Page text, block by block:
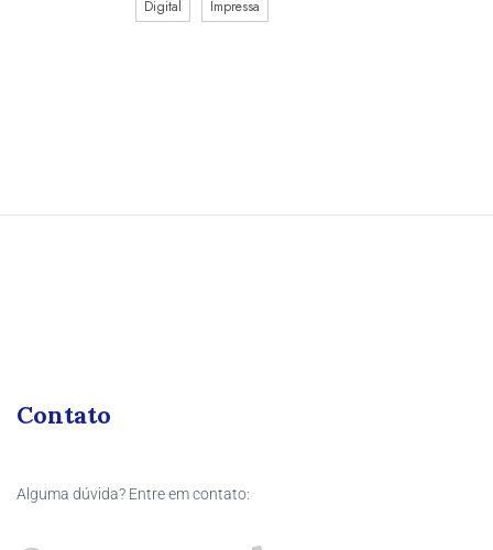
Digital Impressa
Contato
Alguma dúvida? Entre em contato: